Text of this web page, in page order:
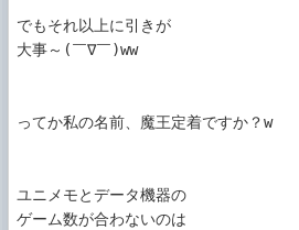
でもそれ以上に引きが
大事～(￣∇￣)ww
ってか私の名前、魔王定着ですか？w
ユニメモとデータ機器の
ゲーム数が合わないのは